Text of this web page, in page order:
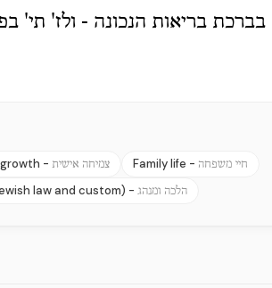
בברכת בריאות הנכונה - ולז' תי'
- צמיחה אישית Family life - חיי משפחה
law and custom) - הלכה ומנהג